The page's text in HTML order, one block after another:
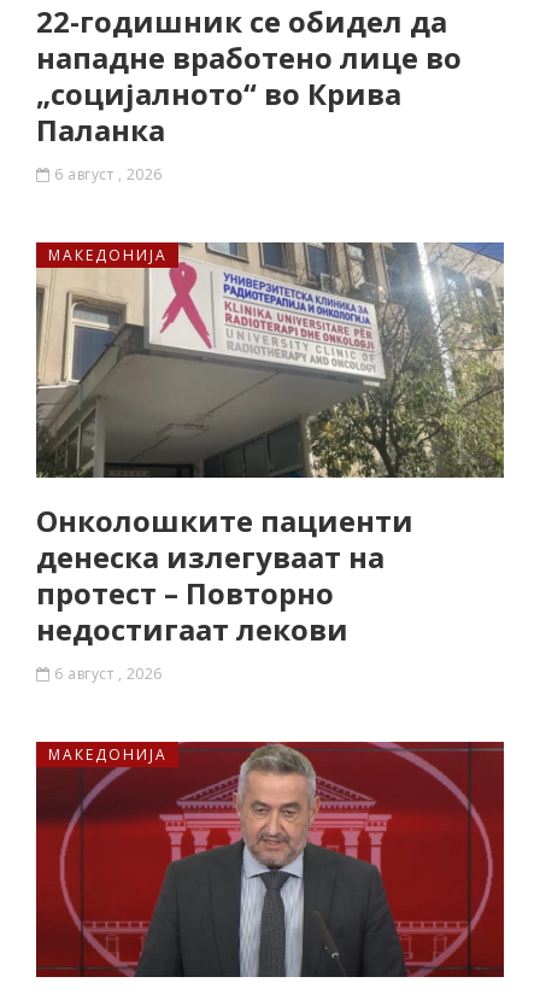
22-годишник се обидел да
нападне вработено лице во
„социјалното“ во Крива
Паланка
6 август , 2026
МАКЕДОНИЈА
Онколошките пациенти
денеска излегуваат на
протест – Повторно
недостигаат лекови
6 август , 2026
МАКЕДОНИЈА